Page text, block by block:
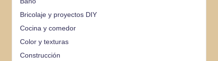
Bricolaje y proyectos DIY
Cocina y comedor
Color y texturas
Construcción